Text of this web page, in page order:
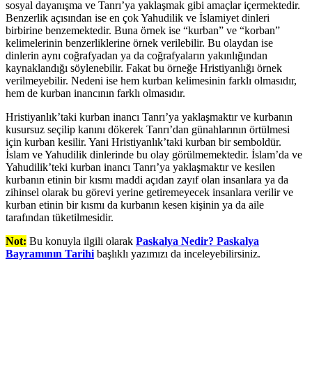
sosyal dayanışma ve Tanrı’ya yaklaşmak gibi amaçlar içermektedir.
Benzerlik açısından ise en çok Yahudilik ve İslamiyet dinleri
birbirine benzemektedir. Buna örnek ise “kurban” ve “korban”
kelimelerinin benzerliklerine örnek verilebilir. Bu olaydan ise
dinlerin aynı coğrafyadan ya da coğrafyaların yakınlığından
kaynaklandığı söylenebilir. Fakat bu örneğe Hristiyanlığı örnek
verilmeyebilir. Nedeni ise hem kurban kelimesinin farklı olmasıdır,
hem de kurban inancının farklı olmasıdır.
Hristiyanlık’taki kurban inancı Tanrı’ya yaklaşmaktır ve kurbanın
kusursuz seçilip kanını dökerek Tanrı’dan günahlarının örtülmesi
için kurban kesilir. Yani Hristiyanlık’taki kurban bir semboldür.
İslam ve Yahudilik dinlerinde bu olay görülmemektedir. İslam’da ve
Yahudilik’teki kurban inancı Tanrı’ya yaklaşmaktır ve kesilen
kurbanın etinin bir kısmı maddi açıdan zayıf olan insanlara ya da
zihinsel olarak bu görevi yerine getiremeyecek insanlara verilir ve
kurban etinin bir kısmı da kurbanın kesen kişinin ya da aile
tarafından tüketilmesidir.
Not: Bu konuyla ilgili olarak Paskalya Nedir? Paskalya
Bayramının Tarihi başlıklı yazımızı da inceleyebilirsiniz.